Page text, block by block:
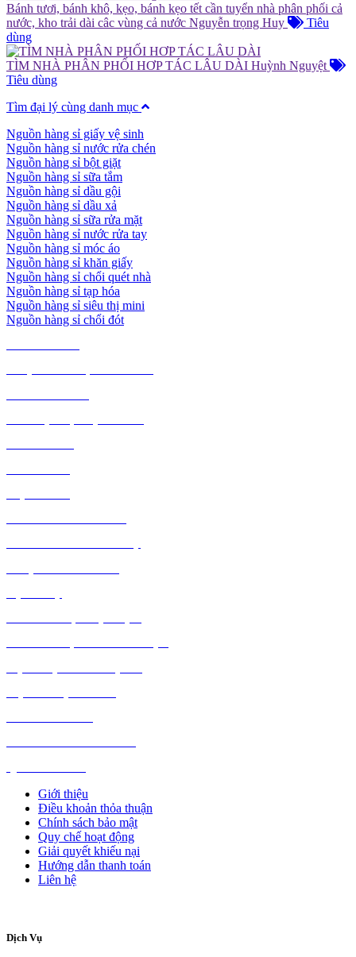
Bánh tươi, bánh khô, kẹo, bánh kẹo tết cần tuyển nhà phân phối cả
nước, kho trải dài câc vùng cả nước Nguyễn trọng Huy
Tiêu
dùng
TÌM NHÀ PHÂN PHỐI HƠP TÁC LÂU DÀI Huỳnh Nguyệt
Tiêu dùng
Tìm đại lý cùng danh mục
Nguồn hàng sỉ giấy vệ sinh
Nguồn hàng sỉ nước rửa chén
Nguồn hàng sỉ bột giặt
Nguồn hàng sỉ sữa tắm
Nguồn hàng sỉ dầu gội
Nguồn hàng sỉ dầu xả
Nguồn hàng sỉ sữa rửa mặt
Nguồn hàng sỉ nước rửa tay
Nguồn hàng sỉ móc áo
Nguồn hàng sỉ khăn giấy
Nguồn hàng sỉ chổi quét nhà
Nguồn hàng sỉ tạp hóa
Nguồn hàng sỉ siêu thị mini
Nguồn hàng sỉ chổi đót
Giới thiệu
Điều khoản thỏa thuận
Chính sách bảo mật
Quy chế hoạt động
Giải quyết khiếu nại
Hướng dẫn thanh toán
Liên hệ
Dịch Vụ